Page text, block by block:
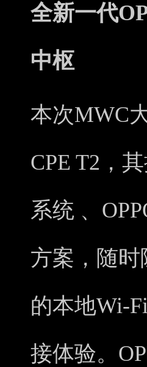
全新一代
中枢
本次MWC
CPE T2，
系统 、
方案，随
的本地Wi-
接体验。